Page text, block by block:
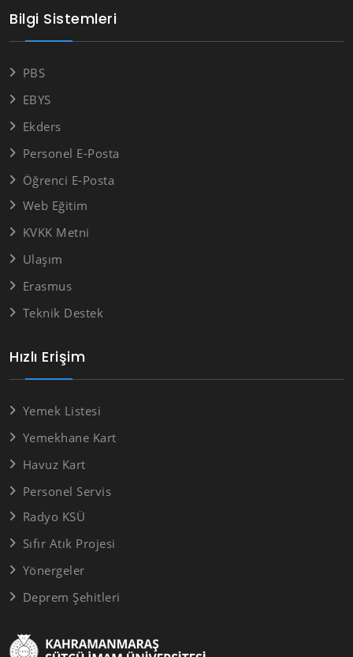
Hızlı Erişim
Yemek Listesi
Yemekhane Kart
Havuz Kart
Personel Servis
Radyo KSÜ
Sıfır Atık Projesi
Yönergeler
Deprem Şehitleri
Bilgi Sistemleri
PBS
EBYS
Ekders
Personel E-Posta
Öğrenci E-Posta
Web Eğitim
KVKK Metni
Ulaşım
Erasmus
Teknik Destek